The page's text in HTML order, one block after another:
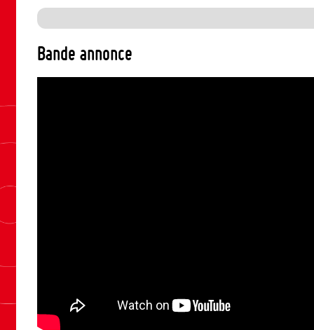
Bande annonce